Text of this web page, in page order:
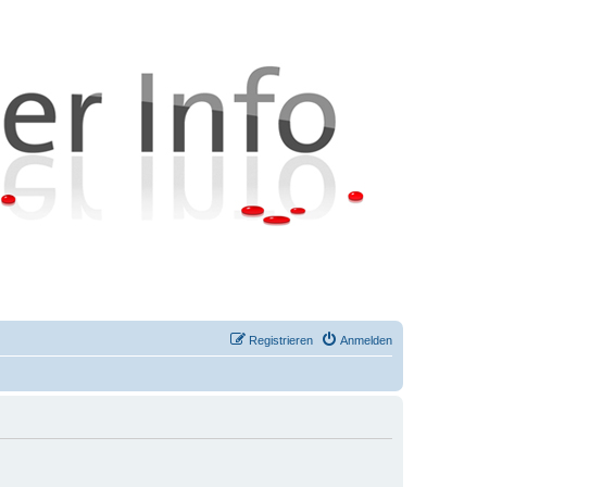
Anmelden
Registrieren